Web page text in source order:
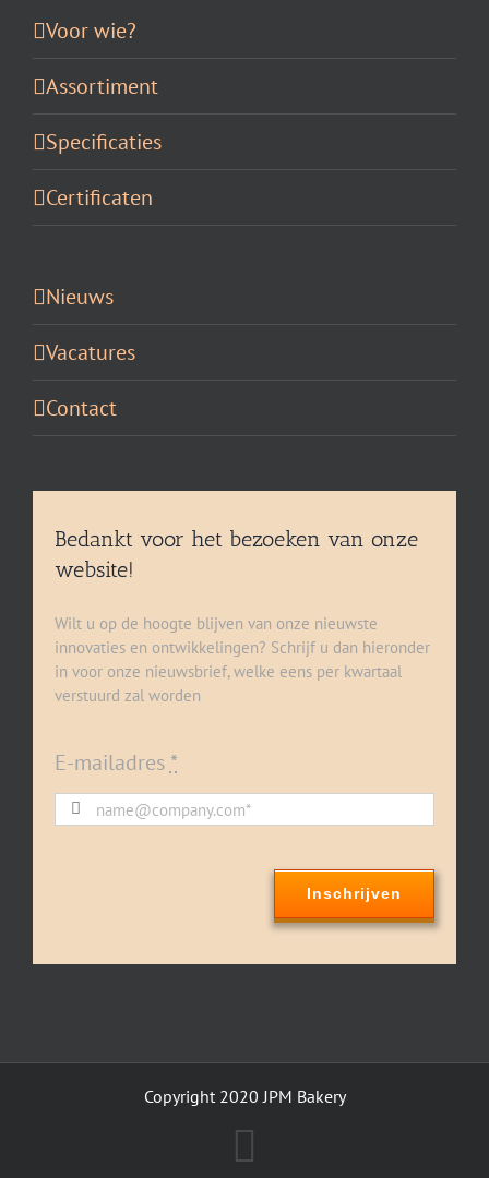
Voor wie?
Assortiment
Specificaties
Certificaten
Nieuws
Vacatures
Contact
Bedankt voor het bezoeken van onze
website!
Wilt u op de hoogte blijven van onze nieuwste
innovaties en ontwikkelingen? Schrijf u dan hieronder
in voor onze nieuwsbrief, welke eens per kwartaal
verstuurd zal worden
E-mailadres *
Inschrijven
Copyright 2020 JPM Bakery